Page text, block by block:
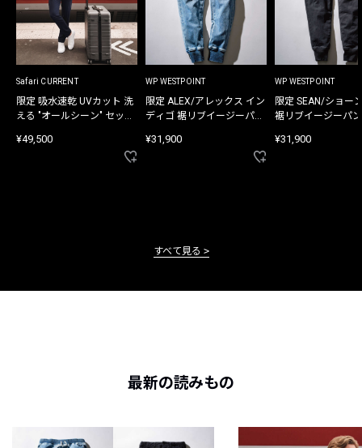
Safari CURRENT
限定 吸水速乾 UVカット 洗
える "オールシーン" セット
¥49,500
WP WESTPOINT
限定 ALEX/アレックス イン
ディゴ 裾リブイージーパン
¥31,900
WP WESTPOINT
限定 SEAN/ショー
裾リブイージーパ
¥31,900
すべて見る
最新の読みもの